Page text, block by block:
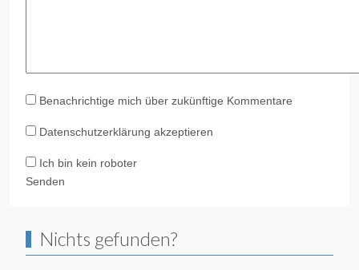
Benachrichtige mich über zukünftige Kommentare
Datenschutzerklärung akzeptieren
Ich bin kein roboter
Senden
Nichts gefunden?